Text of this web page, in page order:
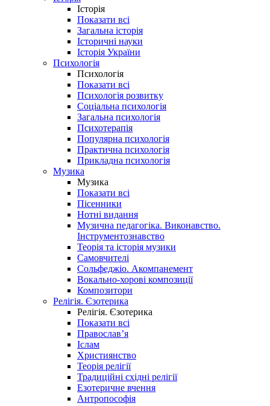
Історія
Показати всі
Загальна історія
Історичні науки
Історія України
Психологія
Психологія
Показати всі
Психологія розвитку
Соціальна психологія
Загальна психологія
Психотерапія
Популярна психологія
Практична психологія
Прикладна психологія
Музика
Музика
Показати всі
Пісенники
Нотні видання
Музична педагогіка. Виконавство.
Інструментознавство
Теорія та історія музики
Самовчителі
Сольфеджіо. Акомпанемент
Вокально-хорові композиції
Композитори
Релігія. Єзотерика
Релігія. Єзотерика
Показати всі
Православ’я
Іслам
Християнство
Теорія релігії
Традиційні східні релігії
Езотеричне вчення
Антропософія